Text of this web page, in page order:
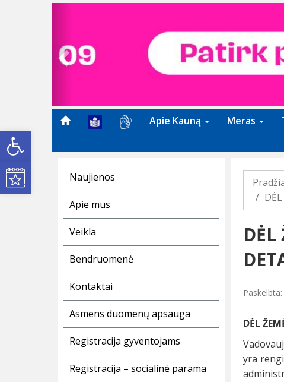
Open toolbar
Kultūros renginiai
Apie Kauną Meras
Naujienos
Apie mus
Veikla
Bendruomenė
Kontaktai
Asmens duomenų apsauga
Registracija gyventojams
Registracija – socialinė parama
DĖL
DĖL
yra